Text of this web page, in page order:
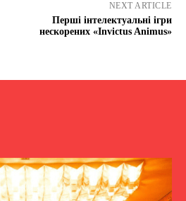
NEXT ARTICLE
Перші інтелектуальні ігри
нескорених «Invictus Animus»